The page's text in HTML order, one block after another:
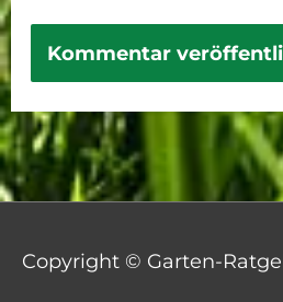
Copyright © Garten-